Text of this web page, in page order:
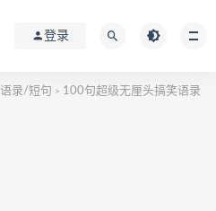
登录
语录/短句 > 100句超级无厘头搞笑语录